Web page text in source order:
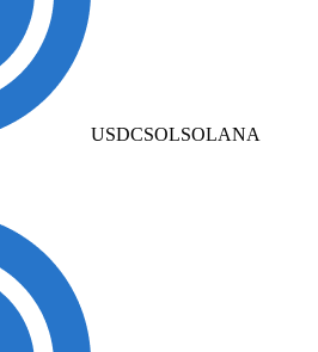
USDCSOLSOLANA